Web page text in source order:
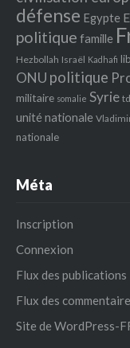
défense Egypte
politique famille
Hezbollah Israël Kadhafi
ONU politique
militaire somalie Syrie
unité nationale
nationale
Méta
Inscription
Connexion
Flux des publications
Flux des
Site de WordPress-